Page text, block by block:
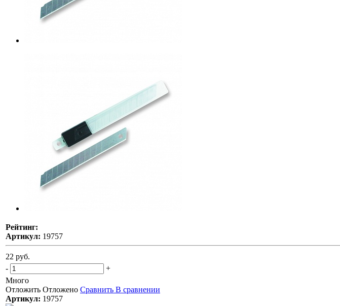
Рейтинг:
Артикул: 19757
22 руб.
-
+
Много
Отложить Отложено Сравнить В сравнении
Артикул: 19757